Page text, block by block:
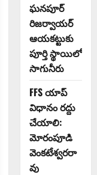
ఘనపూర్
రిజర్వాయర్
ఆయకట్టుకు
పూర్తి స్థాయిలో
సాగునీరు
FFS యాప్
విధానం రద్దు
చేయాలి:
మోరంపూడి
వెంకటేశ్వరరా
వు